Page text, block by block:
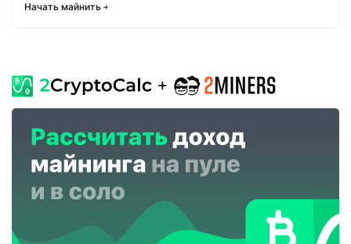
Начать майнить